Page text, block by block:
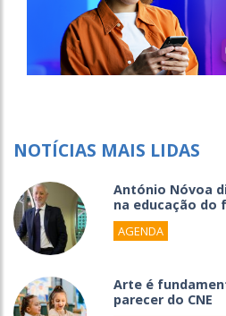
NOTÍCIAS MAIS LIDAS
António Nóvoa
na educação do
AGENDA
Arte é
parecer do CNE